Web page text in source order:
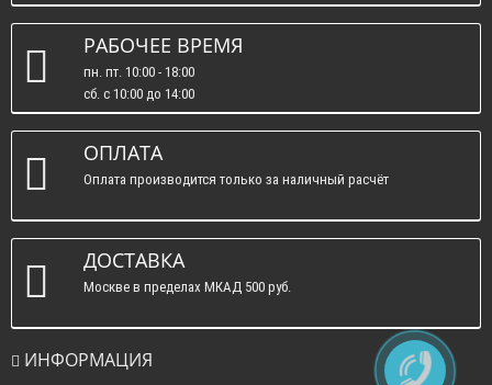
РАБОЧЕЕ ВРЕМЯ
пн. пт. 10:00 - 18:00
сб. c 10:00 до 14:00
вс. : выходные.
ОПЛАТА
Оплата производится только за наличный расчёт
ДОСТАВКА
Москве в пределах МКАД 500 руб.
ИНФОРМАЦИЯ